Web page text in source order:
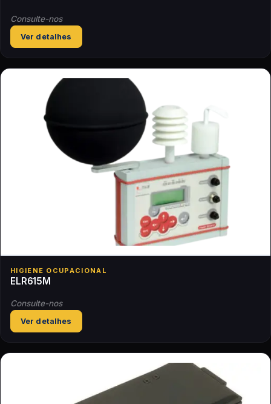
Consulte-nos
Ver detalhes
HIGIENE OCUPACIONAL
ELR615M
Consulte-nos
Ver detalhes